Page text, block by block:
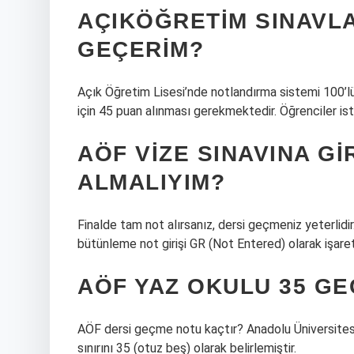
AÇIKÖĞRETIM
GEÇERIM?
Açık Öğretim Lisesi’nde notlandırma sistemi
için 45 puan alınması gerekmektedir. Öğrenciler
AÖF VIZE SINAVINA
ALMALIYIM?
Finalde tam not alırsanız, dersi geçmeniz
bütünleme not girişi GR (Not Entered) olarak
AÖF YAZ OKULU 35
AÖF dersi geçme notu kaçtır? Anadolu
sınırını 35 (otuz beş) olarak belirlemiştir.